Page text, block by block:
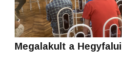
Megalakult a